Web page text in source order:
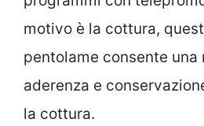
motivo è la cottura,
pentolame consente una
aderenza e
la cottura.